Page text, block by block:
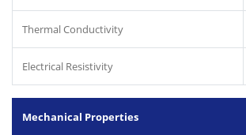
Thermal Conductivity
Electrical Resistivity
Mechanical Properties